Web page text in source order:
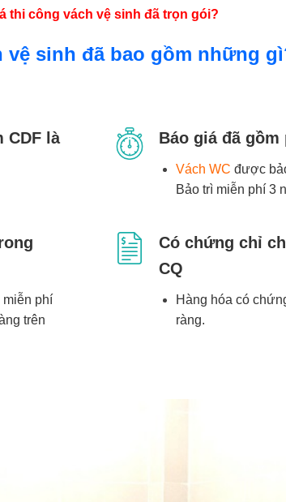
thi công vách vệ sinh đã trọn gói?
vệ sinh đã bao gồm những
CDF là
Báo giá đã gồm
Vách WC được
Bảo trì miễn phí 3
miễn phí
trên
Có chứng chỉ
CQ
Hàng hóa có
ràng.